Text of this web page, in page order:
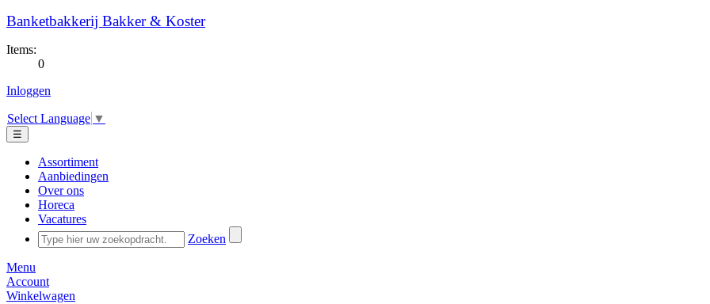
Banketbakkerij Bakker & Koster
Items:
0
Inloggen
Select Language ▼
☰
Assortiment
Aanbiedingen
Over ons
Horeca
Vacatures
Zoeken
Menu
Account
Winkelwagen